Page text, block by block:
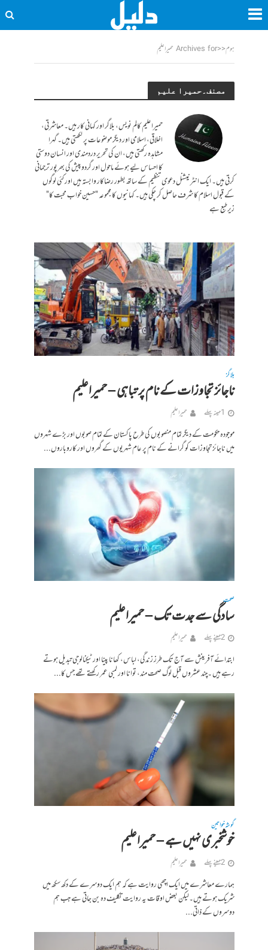
ہوم<<Archives for حمیرا علیم
مصنف۔حمیرا علیم
حمیراعلیم کالم نویس، بلاگر اور کہانی کار ہیں۔ معاشرتی،
اخلاقی، اسلامی اور دیگر موضوعات پر لکھتی ہیں۔ گہرا
مشاہدہ رکھتی ہیں، ان کی تحریر دردمندی اور انسان دوستی
کا احساس لیے ہوئے ماحول اور گردوپیش کی بھرپور ترجمانی
کرتی ہیں۔ ایک انٹرنیشنل دعوی تنظیم کے ساتھ بطور رضاکار وابستہ ہیں اور کئی لوگوں
کے قبول اسلام کا شرف حاصل کر چکی ہیں۔ کہانیوں کا مجموعہ "حسین خواب محبت کا"
زیرطبع ہے
بلاگز
ناجائز تجاوزات کے نام پر تباہی – حمیراعلیم
1 مہینہ پہلے حمیرا علیم
موجودہ حکومت کے دیگر تمام منصوبوں کی طرح پاکستان کے تمام صوبوں اور بڑے شہروں
میں ناجائز تجاوزات کو گرانے کے نام پر عام شہریوں کے گھروں اور کاروباروں...
صحت
سادگی سے جدت تک – حمیراعلیم
2 مہینے پہلے حمیرا علیم
ابتدائے آفرینش سے آج تک طرز زندگی، لباس، کھانا پینا اور ٹیکنالوجی تبدیل ہوتے
رہے ہیں ۔چند عشروں قبل لوگ صحت مند، توانا اور لمبی عمر رکھتے تھے جس کا...
گوشہ خواتین
خوشخبری نہیں ہے – حمیراعلیم
2 مہینے پہلے حمیرا علیم
ہمارے معاشرے میں ایک اچھی روایت ہے کہ ہم ایک دوسرے کے دکھ سکھ میں
شریک ہوتے ہیں۔لیکن بعض اوقات یہ روایت تکلیف دہ بن جاتی ہے جب ہم
دوسروں کے ذاتی...